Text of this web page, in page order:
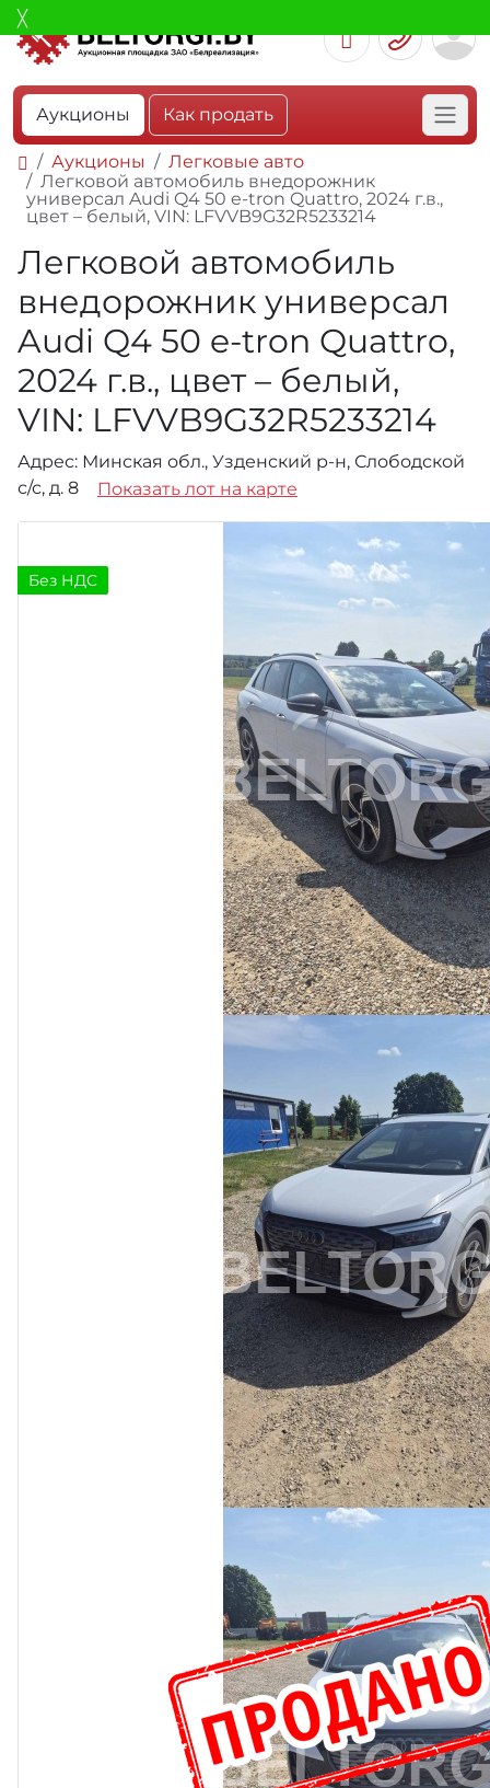
Аукционы Как продать
Аукционы
Легковые авто
Легковой автомобиль внедорожник
универсал Audi Q4 50 e-tron Quattro, 2024 г.в.,
цвет – белый, VIN: LFVVB9G32R5233214
Легковой автомобиль
внедорожник универсал
Audi Q4 50 e-tron Quattro,
2024 г.в., цвет – белый,
VIN: LFVVB9G32R5233214
Адрес: Минская обл., Узденский р-н, Слободской
с/с, д. 8
Показать лот на карте
Без НДС